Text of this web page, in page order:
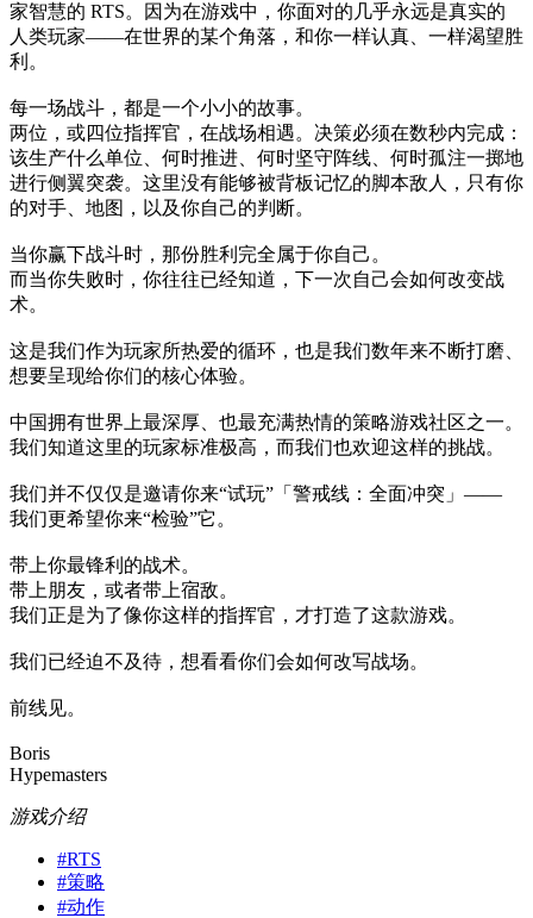
家智慧的 RTS。因为在游戏中，你面对的几乎永远是真实的
人类玩家——在世界的某个角落，和你一样认真、一样渴望胜
利。
每一场战斗，都是一个小小的故事。
两位，或四位指挥官，在战场相遇。决策必须在数秒内完成：
该生产什么单位、何时推进、何时坚守阵线、何时孤注一掷地
进行侧翼突袭。这里没有能够被背板记忆的脚本敌人，只有你
的对手、地图，以及你自己的判断。
当你赢下战斗时，那份胜利完全属于你自己。
而当你失败时，你往往已经知道，下一次自己会如何改变战
术。
这是我们作为玩家所热爱的循环，也是我们数年来不断打磨、
想要呈现给你们的核心体验。
中国拥有世界上最深厚、也最充满热情的策略游戏社区之一。
我们知道这里的玩家标准极高，而我们也欢迎这样的挑战。
我们并不仅仅是邀请你来“试玩”「警戒线：全面冲突」——
我们更希望你来“检验”它。
带上你最锋利的战术。
带上朋友，或者带上宿敌。
我们正是为了像你这样的指挥官，才打造了这款游戏。
我们已经迫不及待，想看看你们会如何改写战场。
前线见。
Boris
Hypemasters
游戏介绍
#RTS
#策略
#动作